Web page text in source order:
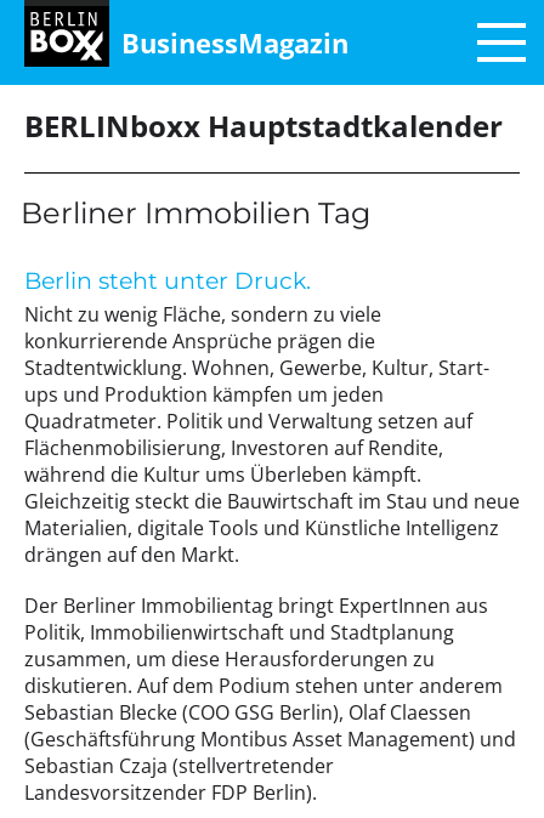
BusinessMagazin
BERLINboxx Hauptstadtkalender
Berliner Immobilien Tag
Berlin steht unter Druck.
Nicht zu wenig Fläche, sondern zu viele
konkurrierende Ansprüche prägen die
Stadtentwicklung. Wohnen, Gewerbe, Kultur, Start-
ups und Produktion kämpfen um jeden
Quadratmeter. Politik und Verwaltung setzen auf
Flächenmobilisierung, Investoren auf Rendite,
während die Kultur ums Überleben kämpft.
Gleichzeitig steckt die Bauwirtschaft im Stau und neue
Materialien, digitale Tools und Künstliche Intelligenz
drängen auf den Markt.
Der Berliner Immobilientag bringt ExpertInnen aus
Politik, Immobilienwirtschaft und Stadtplanung
zusammen, um diese Herausforderungen zu
diskutieren. Auf dem Podium stehen unter anderem
Sebastian Blecke (COO GSG Berlin), Olaf Claessen
(Geschäftsführung Montibus Asset Management) und
Sebastian Czaja (stellvertretender
Landesvorsitzender FDP Berlin).